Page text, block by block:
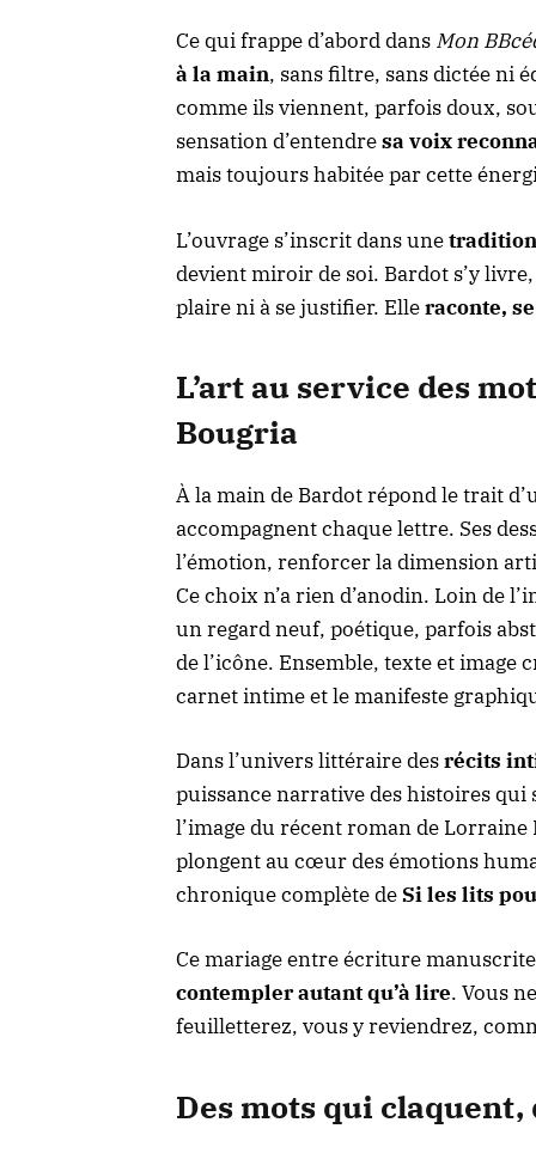
Ce qui frappe d’abord dans Mon
à la main, sans filtre, sans dictée ni
comme ils viennent, parfois doux,
sensation d’entendresa voix
mais toujours habitée par cette
L’ouvrage s’inscrit dans une
devient miroir de soi. Bardot s’y
plaire ni à se justifier. Elleraconte,
L’art au service des
Bougria
À la main de Bardot répond le trait
accompagnent chaque lettre. Ses
l’émotion, renforcer la dimension
Ce choix n’a rien d’anodin. Loin de
un regard neuf, poétique, parfois
de l’icône. Ensemble, texte et image
carnet intime et le manifeste
Dans l’univers littéraire desrécits
puissance narrative des histoires qui
l’image du récent roman de
plongent au cœur des émotions
chronique complète deSi les lits
Ce mariage entre écriture
contempler autant qu’à lire. Vous
feuilletterez, vous y reviendrez,
Des mots qui